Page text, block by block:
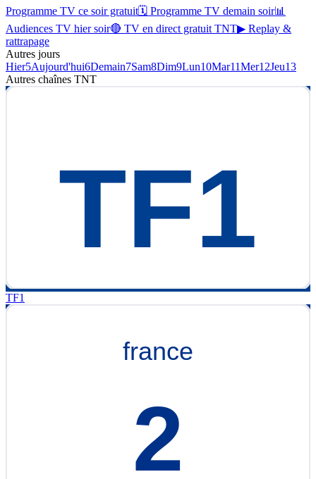
Programme TV ce soir gratuit🗓 Programme TV demain soir📊
Audiences TV hier soir🔴 TV en direct gratuit TNT▶ Replay &
rattrapage
Autres jours
Hier5Aujourd'hui6Demain7Sam8Dim9Lun10Mar11Mer12Jeu13
Autres chaînes TNT
TF1